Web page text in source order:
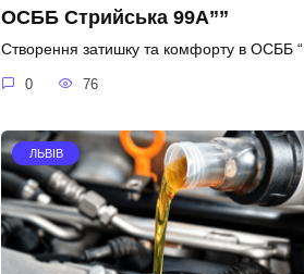
ОСББ Стрийська 99А””
Створення затишку та комфорту в ОСББ “
0 76
ЛЬВІВ